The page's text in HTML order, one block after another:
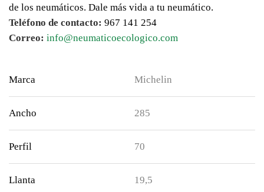
de los neumáticos. Dale más vida a tu neumático.
Teléfono de contacto: 967 141 254
Correo: info@neumaticoecologico.com
Marca Michelin
Ancho 285
Perfil 70
Llanta 19,5